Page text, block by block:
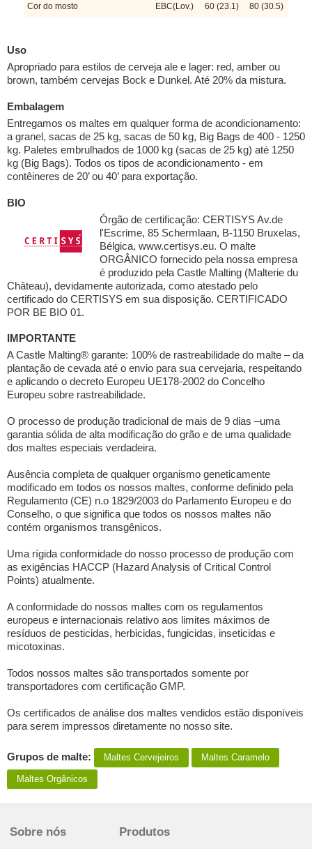
Cor do mosto EBC(Lov.) 60 (23.1) 80 (30.5)
Uso
Apropriado para estilos de cerveja ale e lager: red, amber ou
brown, também cervejas Bock e Dunkel. Até 20% da mistura.
Embalagem
Entregamos os maltes em qualquer forma de acondicionamento:
a granel, sacas de 25 kg, sacas de 50 kg, Big Bags de 400 - 1250
kg. Paletes embrulhados de 1000 kg (sacas de 25 kg) até 1250
kg (Big Bags). Todos os tipos de acondicionamento - em
contêineres de 20’ ou 40’ para exportação.
BIO
Órgão de certificação: CERTISYS Av.de
l'Escrime, 85 Schermlaan, B-1150 Bruxelas,
Bélgica, www.certisys.eu. O malte
ORGÂNICO fornecido pela nossa empresa
é produzido pela Castle Malting (Malterie du
Château), devidamente autorizada, como atestado pelo
certificado do CERTISYS em sua disposição. CERTIFICADO
POR BE BIO 01.
IMPORTANTE
A Castle Malting® garante: 100% de rastreabilidade do malte – da
plantação de cevada até o envio para sua cervejaria, respeitando
e aplicando o decreto Europeu UE178-2002 do Concelho
Europeu sobre rastreabilidade.
O processo de produção tradicional de mais de 9 dias –uma
garantia sólida de alta modificação do grão e de uma qualidade
dos maltes especiais verdadeira.
Ausência completa de qualquer organismo geneticamente
modificado em todos os nossos maltes, conforme definido pela
Regulamento (CE) n.o 1829/2003 do Parlamento Europeu e do
Conselho, o que significa que todos os nossos maltes não
contém organismos transgênicos.
Uma rígida conformidade do nosso processo de produção com
as exigências HACCP (Hazard Analysis of Critical Control
Points) atualmente.
A conformidade do nossos maltes com os regulamentos
europeus e internacionais relativo aos limites máximos de
resíduos de pesticidas, herbicidas, fungicidas, inseticidas e
micotoxinas.
Todos nossos maltes são transportados somente por
transportadores com certificação GMP.
Os certificados de análise dos maltes vendidos estão disponíveis
para serem impressos diretamente no nosso site.
Grupos de malte: Maltes Сervejeiros Maltes Caramelo
Maltes Orgânicos
Sobre nós Produtos